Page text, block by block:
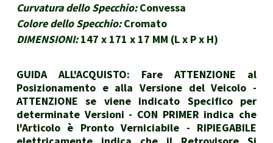
Curvatura dello Specchio: Convessa
Colore dello Specchio: Cromato
DIMENSIONI: 147 x 171 x 17 MM (L x P x H)
GUIDA ALL'ACQUISTO: Fare ATTENZIONE al
Posizionamento e alla Versione del Veicolo -
ATTENZIONE se viene indicato Specifico per
determinate Versioni - CON PRIMER indica che
l'Articolo è Pronto Verniciabile - RIPIEGABILE